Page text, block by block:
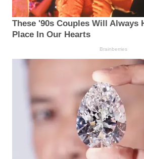
These '90s Couples Will Always
Place In Our Hearts
Brainberries